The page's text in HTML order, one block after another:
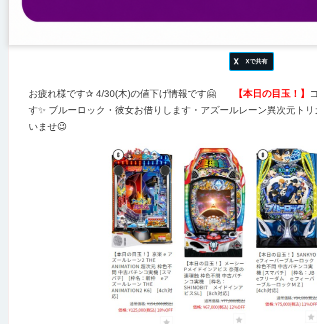
お疲れ様です✰ 4/30(木)の値下げ情報です🤗 【本日の目玉！】
す✨ ブルーロック・彼女お借りします・アズールレーン異次元トリ
いませ😉